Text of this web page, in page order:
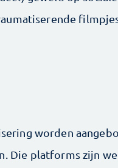
worden
Die platforms zijn